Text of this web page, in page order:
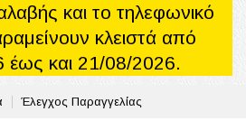
και το τηλεφωνικό
κλειστά από
έως και 21/08/2026.
Έλεγχος Παραγγελίας